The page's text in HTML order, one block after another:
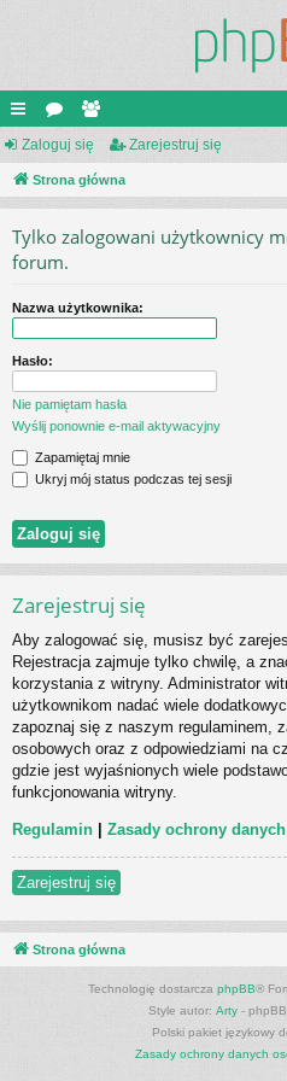
ię
ce
…
or
a
ży
tk
Zaloguj się Zarejestruj się
Strona główna
Tylko zalogowani użytkownicy
forum.
Nazwa użytkownika:
Hasło:
Nie pamiętam hasła
Wyślij ponownie e-mail aktywacyjny
Zapamiętaj mnie
Ukryj mój status podczas tej sesji
Zarejestruj się
Aby zalogować się, musisz być
Rejestracja zajmuje tylko chwilę, a
korzystania z witryny. Administrator
użytkownikom nadać wiele
zapoznaj się z naszym regulaminem,
osobowych oraz z odpowiedziami na
gdzie jest wyjaśnionych wiele
funkcjonowania witryny.
Regulamin | Zasady ochrony
Zarejestruj się
Strona główna
Technologię dostarcza phpBB®
Style autor: Arty -
Polski pakiet językowy
Zasady ochrony danych